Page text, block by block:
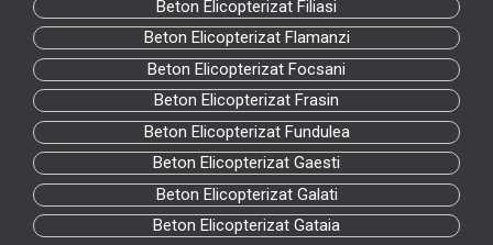
Beton Elicopterizat Filiasi
Beton Elicopterizat Flamanzi
Beton Elicopterizat Focsani
Beton Elicopterizat Frasin
Beton Elicopterizat Fundulea
Beton Elicopterizat Gaesti
Beton Elicopterizat Galati
Beton Elicopterizat Gataia